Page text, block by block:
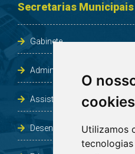
O
cookies
Utilizamos
Secretarias Municipais
Gabinete
Administração e
Assistência Social e
Desenvolvimento e Obras